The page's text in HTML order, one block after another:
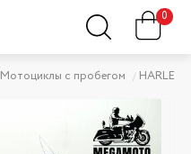
0
Мотоциклы с пробегом